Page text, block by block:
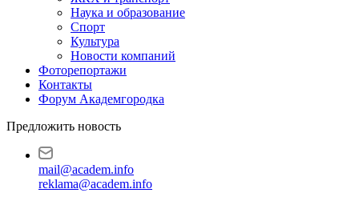
Наука и образование
Спорт
Культура
Новости компаний
Фоторепортажи
Контакты
Форум Академгородка
Предложить новость
mail@academ.info
reklama@academ.info